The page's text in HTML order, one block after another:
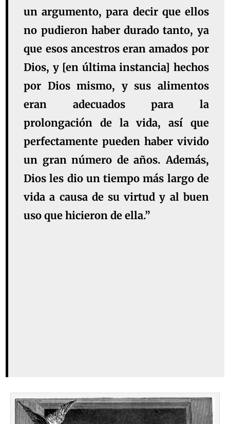
un argumento, para decir que ellos
no pudieron haber durado tanto, ya
que esos ancestros eran amados por
Dios, y [en última instancia] hechos
por Dios mismo, y sus alimentos
eran adecuados para la
prolongación de la vida, así que
perfectamente pueden haber vivido
un gran número de años. Además,
Dios les dio un tiempo más largo de
vida a causa de su virtud y al buen
uso que hicieron de ella.”